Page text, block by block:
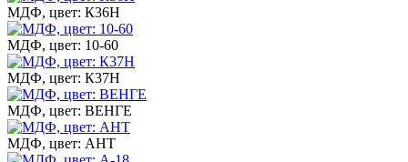
МДФ, цвет: К36Н
МДФ, цвет: 10-60
МДФ, цвет: К37Н
МДФ, цвет: ВЕНГЕ
МДФ, цвет: АНТ